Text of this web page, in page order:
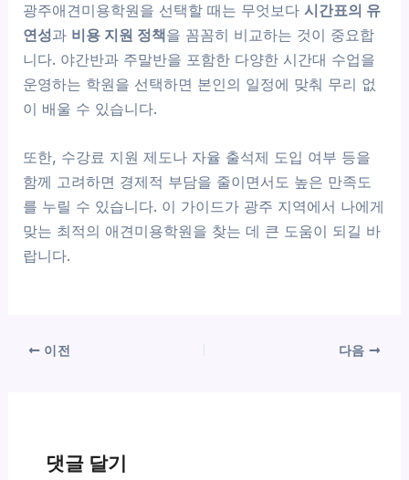
광주애견미용학원을 선택할 때는 무엇보다시간표의 유
연성과 비용 지원 정책을 꼼꼼히 비교하는 것이 중요합
니다. 야간반과 주말반을 포함한 다양한 시간대 수업을
운영하는 학원을 선택하면 본인의 일정에 맞춰 무리 없
이 배울 수 있습니다.
또한, 수강료 지원 제도나 자율 출석제 도입 여부 등을
함께 고려하면 경제적 부담을 줄이면서도 높은 만족도
를 누릴 수 있습니다. 이 가이드가 광주 지역에서 나에게
맞는 최적의 애견미용학원을 찾는 데 큰 도움이 되길 바
랍니다.
이전 다음
댓글 달기